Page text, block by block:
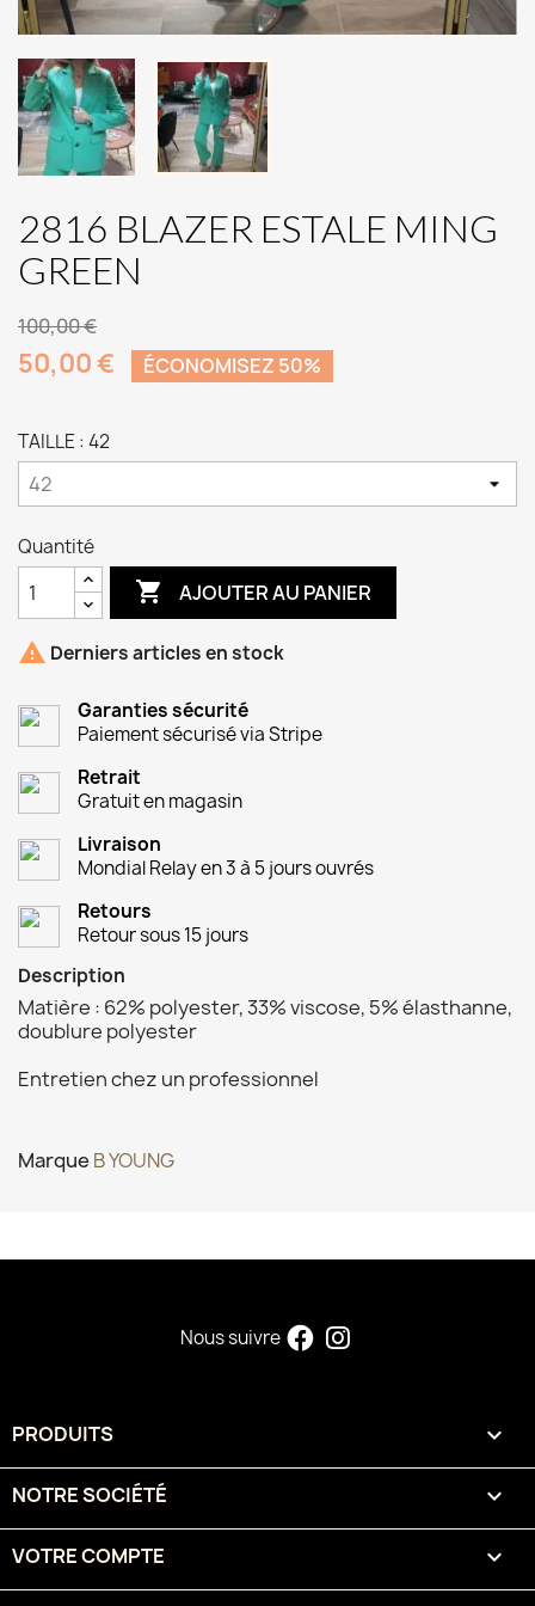
2816 BLAZER ESTALE MING
GREEN
100,00 €
50,00 € ÉCONOMISEZ 50%
TAILLE : 42
Quantité
 AJOUTER AU PANIER
 Derniers articles en stock
Garanties sécurité
Paiement sécurisé via Stripe
Retrait
Gratuit en magasin
Livraison
Mondial Relay en 3 à 5 jours ouvrés
Retours
Retour sous 15 jours
Description
Matière : 62% polyester, 33% viscose, 5% élasthanne,
doublure polyester
Entretien chez un professionnel
Marque B YOUNG
Nous suivre
PRODUITS 
NOTRE SOCIÉTÉ 
VOTRE COMPTE 